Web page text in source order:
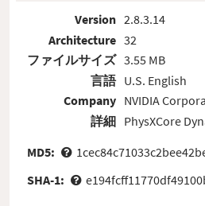
Version
Architecture
ファイルサイズ
言語
Company
詳細
2.8.3.14
32
3.55 MB
U.S. English
NVIDIA
PhysXCore
MD5:
SHA-1: